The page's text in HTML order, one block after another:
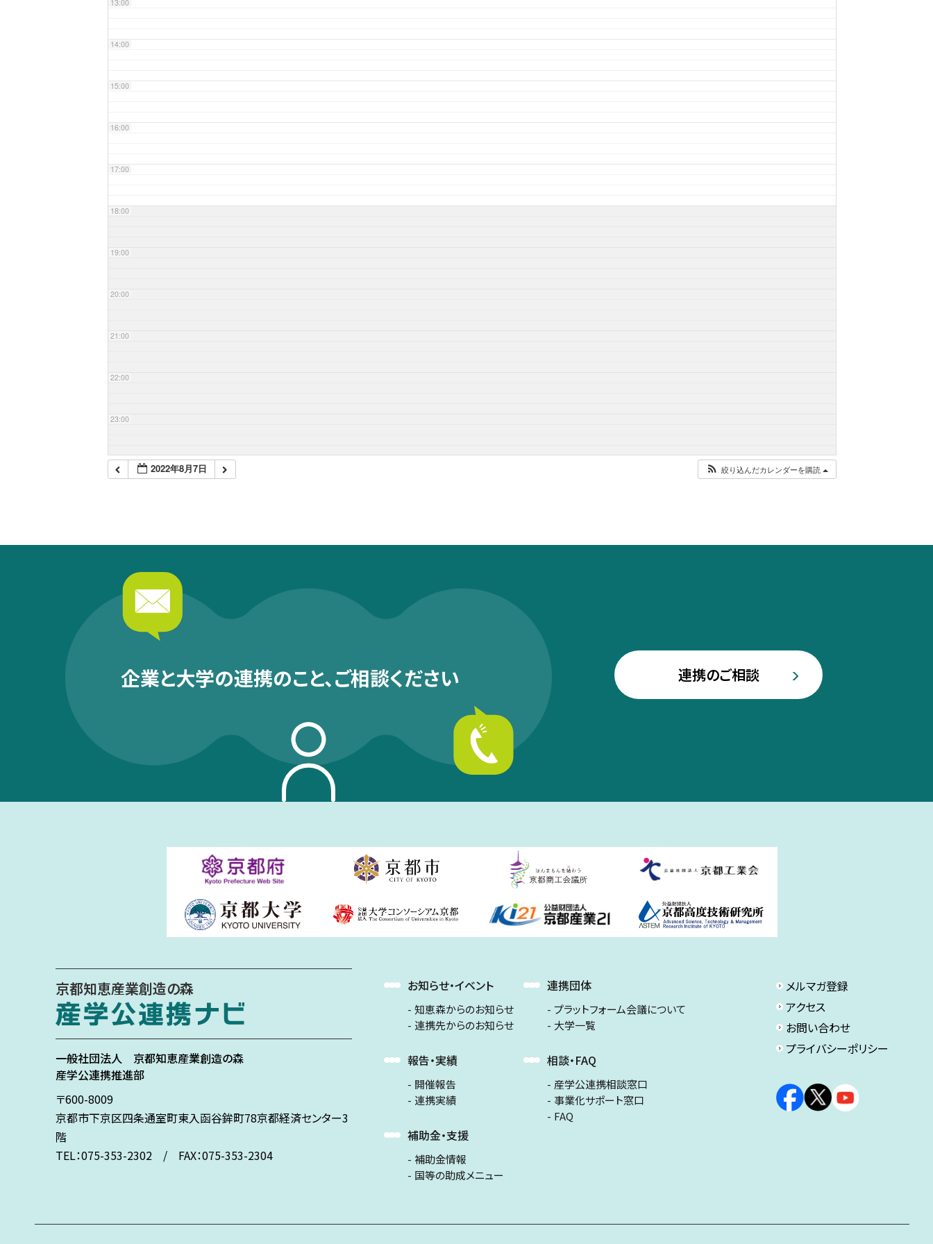
13:00
14:00
15:00
16:00
17:00
18:00
19:00
20:00
21:00
22:00
23:00
2022年8月7日 絞り込んだカレンダーを購読
企業と大学の連携のこと、ご相談ください 連携のご相談
京都知恵産業創造の森
一般社団法人 京都知恵産業創造の森
産学公連携推進部
〒600-8009
京都市下京区四条通室町東入函谷鉾町78京都経済センター3
階
TEL：075-353-2302 / FAX：075-353-2304
お知らせ・イベント
知恵森からのお知らせ
連携先からのお知らせ
報告・実績
開催報告
連携実績
補助金・支援
補助金情報
国等の助成メニュー
連携団体
プラットフォーム会議について
大学一覧
相談・FAQ
産学公連携相談窓口
事業化サポート窓口
FAQ
メルマガ登録
アクセス
お問い合わせ
プライバシーポリシー